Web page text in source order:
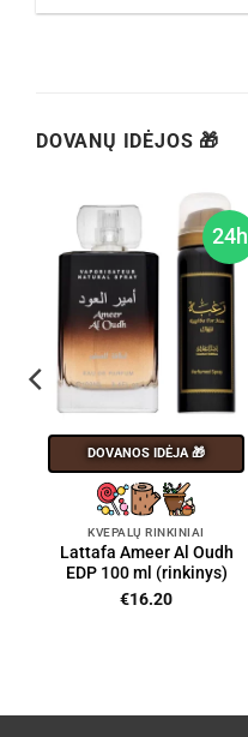
DOVANŲ IDĖJOS 🎁
24h
DOVANOS IDĖJA 🎁
KVEPALŲ RINKINIAI
Lattafa Ameer Al Oudh
EDP 100 ml (rinkinys)
€16.20